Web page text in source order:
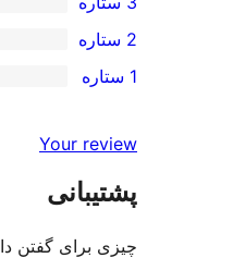
ستاره
0
ستاره
امتیاز
0
3-
امتیاز
0
ستاره
2 ستاره
امتیاز
1-
ستاره
1 ستاره
Your review
پشتیبانی
چیزی برای گفتن